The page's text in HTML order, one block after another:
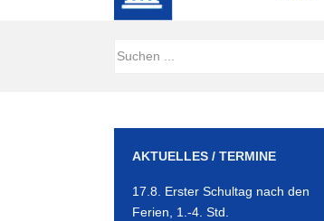
AKTUELLES / TERMINE
17.8. Erster Schultag nach den
Ferien, 1.-4. Std.